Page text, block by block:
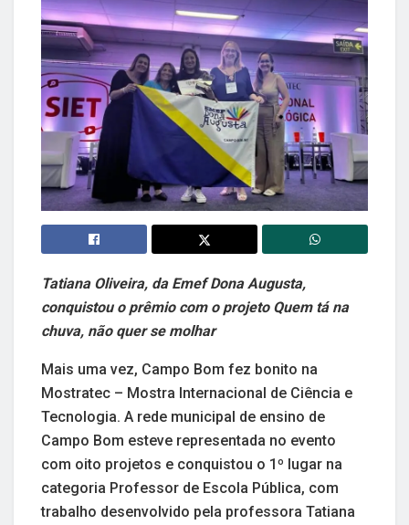
Tatiana Oliveira, da Emef Dona Augusta,
conquistou o prêmio com o projeto Quem tá na
chuva, não quer se molhar
Mais uma vez, Campo Bom fez bonito na
Mostratec – Mostra Internacional de Ciência e
Tecnologia. A rede municipal de ensino de
Campo Bom esteve representada no evento
com oito projetos e conquistou o 1º lugar na
categoria Professor de Escola Pública, com
trabalho desenvolvido pela professora Tatiana